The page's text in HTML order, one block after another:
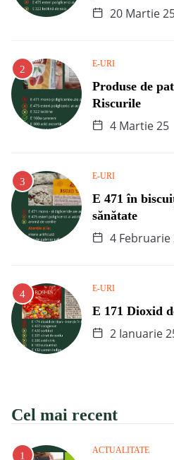
20 Martie
E-URI
Produse de
Riscurile
4 Martie 25
E-URI
E 471 în
sănătate
4 Februarie
E-URI
E 171 Dioxid
2 Ianuarie
Cel mai recent
ACTUALITATE